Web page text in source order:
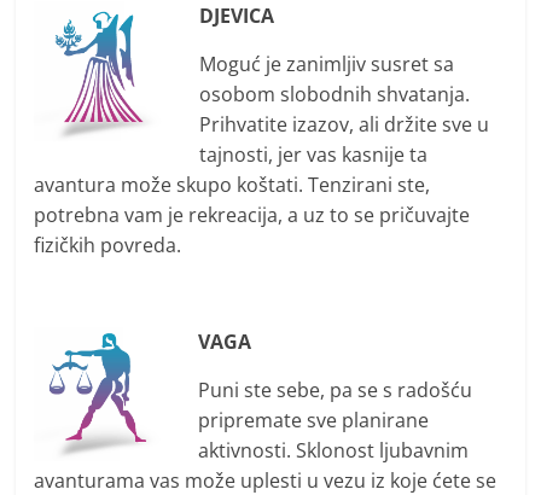
DJEVICA
Moguć je zanimljiv susret sa
osobom slobodnih shvatanja.
Prihvatite izazov, ali držite sve u
tajnosti, jer vas kasnije ta
avantura može skupo koštati. Tenzirani ste,
potrebna vam je rekreacija, a uz to se pričuvajte
fizičkih povreda.
VAGA
Puni ste sebe, pa se s radošću
pripremate sve planirane
aktivnosti. Sklonost ljubavnim
avanturama vas može uplesti u vezu iz koje ćete se